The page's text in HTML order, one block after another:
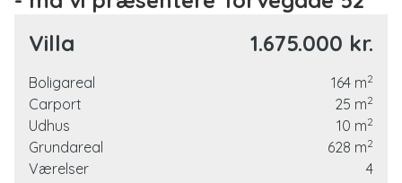
* lækkert stort alrum med loft til kip og troldtect loft
* soveafdeling med 3 værelser
* nem have med gode uderum, herunder terrasser og pavillion
Villa 1.675.000 kr.
Boligareal 164 m2
Carport 25 m2
Udhus 10 m2
Grundareal 628 m2
Værelser
4